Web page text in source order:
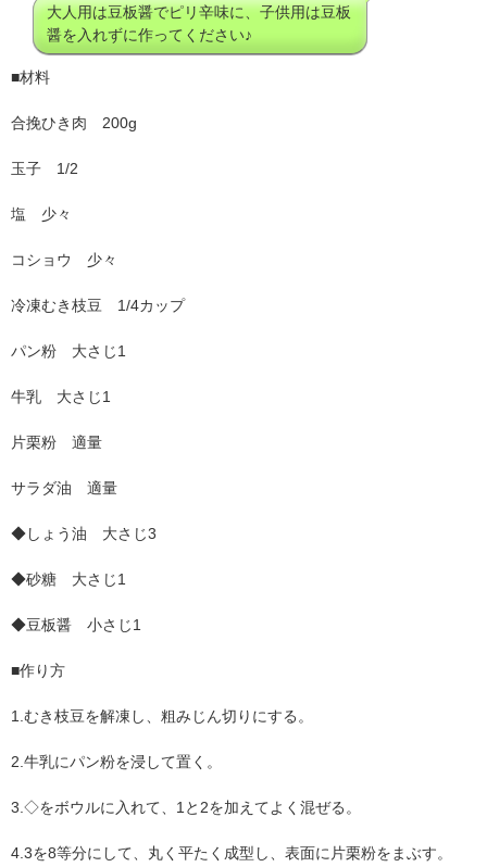
大人用は豆板醤でピリ辛味に、子供用は豆板
醤を入れずに作ってください♪
■材料
合挽ひき肉 200g
玉子 1/2
塩 少々
コショウ 少々
冷凍むき枝豆 1/4カップ
パン粉 大さじ1
牛乳 大さじ1
片栗粉 適量
サラダ油 適量
◆しょう油 大さじ3
◆砂糖 大さじ1
◆豆板醤 小さじ1
■作り方
1.むき枝豆を解凍し、粗みじん切りにする。
2.牛乳にパン粉を浸して置く。
3.◇をボウルに入れて、1と2を加えてよく混ぜる。
4.3を8等分にして、丸く平たく成型し、表面に片栗粉をまぶす。